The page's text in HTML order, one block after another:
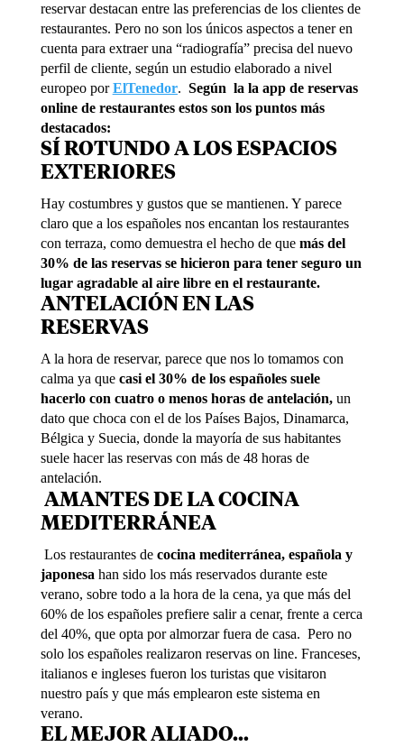
reservar destacan entre las preferencias de los clientes de
restaurantes. Pero no son los únicos aspectos a tener en
cuenta para extraer una “radiografía” precisa del nuevo
perfil de cliente, según un estudio elaborado a nivel
europeo porElTenedor. Según la la app de reservas
online de restaurantes estos son los puntos más
destacados:
SÍ ROTUNDO A LOS ESPACIOS
EXTERIORES
Hay costumbres y gustos que se mantienen. Y parece
claro que a los españoles nos encantan los restaurantes
con terraza, como demuestra el hecho de que más del
30% de las reservas se hicieron para tener seguro un
lugar agradable al aire libre en el restaurante.
ANTELACIÓN EN LAS
RESERVAS
A la hora de reservar, parece que nos lo tomamos con
calma ya que casi el 30% de los españoles suele
hacerlo con cuatro o menos horas de antelación, un
dato que choca con el de los Países Bajos, Dinamarca,
Bélgica y Suecia, donde la mayoría de sus habitantes
suele hacer las reservas con más de 48 horas de
antelación.
AMANTES DE LA COCINA
MEDITERRÁNEA
Los restaurantes de cocina mediterránea, española y
japonesa han sido los más reservados durante este
verano, sobre todo a la hora de la cena, ya que más del
60% de los españoles prefiere salir a cenar, frente a cerca
del 40%, que opta por almorzar fuera de casa. Pero no
solo los españoles realizaron reservas on line. Franceses,
italianos e ingleses fueron los turistas que visitaron
nuestro país y que más emplearon este sistema en
verano.
EL MEJOR ALIADO…